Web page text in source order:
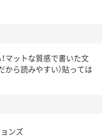
品詳細「
」で確認できます。
マットな質感で書いた文
から読みやすい）貼っては
ンズ